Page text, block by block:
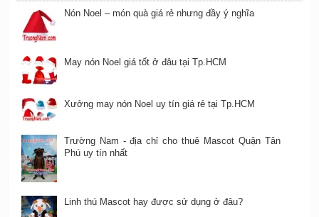
Nón Noel – món quà giá rẻ nhưng đầy ý nghĩa
May nón Noel giá tốt ở đâu tại Tp.HCM
Xưởng may nón Noel uy tín giá rẻ tại Tp.HCM
Trường Nam - địa chỉ cho thuê Mascot Quận Tân
Phú uy tín nhất
Linh thú Mascot hay được sử dụng ở đâu?